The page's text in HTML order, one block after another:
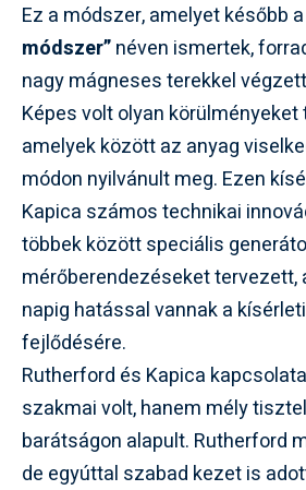
Ez a módszer, amelyet később a
módszer”néven ismertek,
nagy mágneses terekkel
Képes volt olyan körülményeket
amelyek között az anyag
módon nyilvánult meg. Ezen
Kapica számos technikai
többek között speciális
mérőberendezéseket tervezett,
napig hatással vannak a
fejlődésére.
Rutherford és Kapica
szakmai volt, hanem mély
barátságon alapult. Rutherford
de egyúttal szabad kezet is